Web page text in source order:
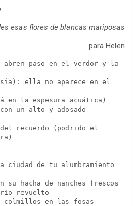
esas flores de blancas mariposas
para Helen
abren paso en el verdor y la
ella no aparece en el
en la espesura acuática)
un alto y adosado
recuerdo (podrido el
ciudad de tu alumbramiento
su hacha de nanches frescos
revuelto
colmillos en las fosas